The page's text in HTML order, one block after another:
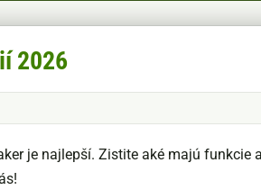
2026
je najlepší. Zistite aké majú